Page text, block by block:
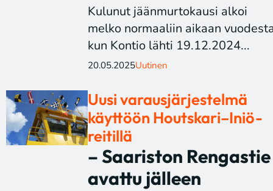
Kulunut jäänmurtokausi alkoi
melko normaaliin aikaan
kun Kontio lähti 19.12.2024...
20.05.2025Uutinen
Uusi varausjärjestelmä
käyttöön Houtskari–Iniö-
reitillä
– Saariston Rengastie
avattu jälleen